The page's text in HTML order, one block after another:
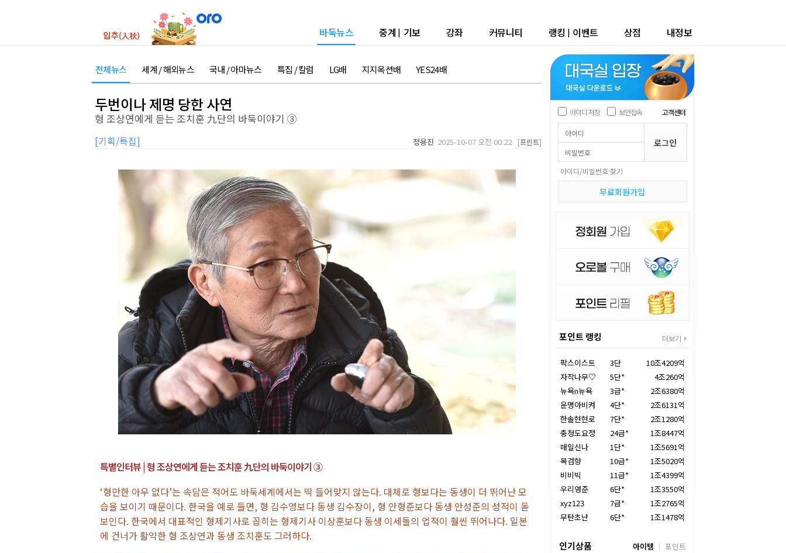
바둑뉴스 중계 | 기보 강좌 커뮤니티 랭킹 | 이벤트 상점 내정보
전체뉴스 세계 / 해외뉴스 국내 / 아마뉴스 특집 / 칼럼 LG배 지지옥션배 YES24배
두번이나 제명 당한 사연
형 조상연에게 듣는 조치훈 九단의 바둑이야기 ③
[기획/특집] 정용진 2025-10-07 오전 00:22 [프린트]
특별인터뷰 | 형 조상연에게 듣는 조치훈 九단의 바둑이야기 ③
‘형만한 아우 없다’는 속담은 적어도 바둑세계에서는 딱 들어맞지 않는다. 대체로 형보다는 동생이 더 뛰어난 모
습을 보이기 때문이다. 한국을 예로 들면, 형 김수영보다 동생 김수장이, 형 안형준보다 동생 안성준의 성적이 돋
보인다. 한국에서 대표적인 형제기사로 꼽히는 형제기사 이상훈보다 동생 이세돌의 업적이 훨씬 뛰어나다. 일본
에 건너가 활약한 형 조상연과 동생 조치훈도 그러하다.
아이디 저장 보안접속 고객센터
아이디/비밀번호 찾기
무료회원가입
포인트 랭킹 더보기
팍스이스트 3단
10조4209억
자작나무♡
5단*
4조260억
뉴욕n뉴욕
3급*
2조6380억
운명아비켜
4단*
2조6131억
한솔현현로
7단*
2조1280억
충청도요정
24급*
1조8447억
매일신나
1단*
1조5691억
목검향
10급*
1조5020억
비비빅
11급*
1조4399억
우리영준
6단*
1조3550억
xyz123
7급*
1조2765억
무탄초난
6단* 1조1478억
인기상품 아이템 포인트